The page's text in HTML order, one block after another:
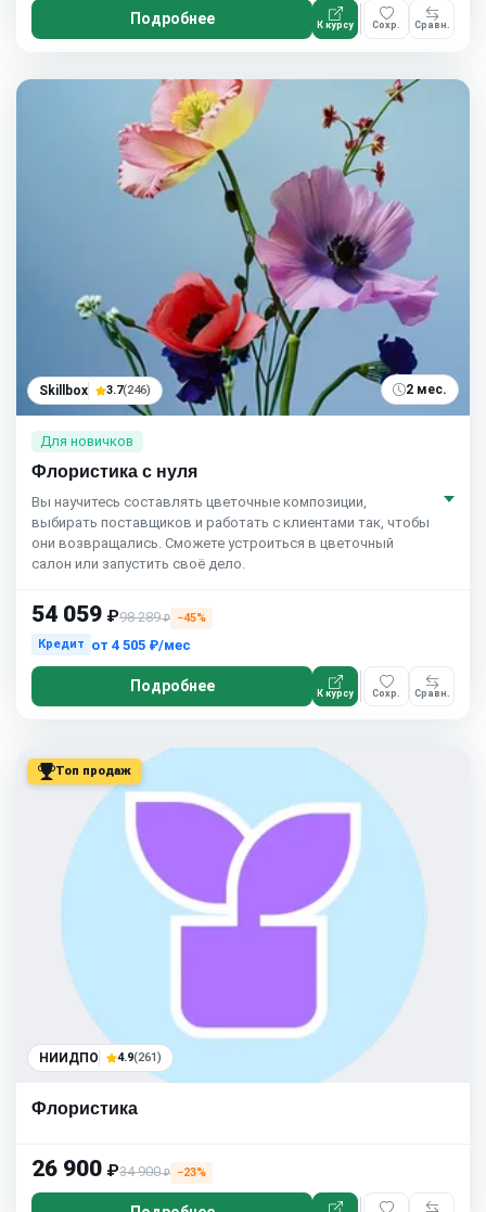
Подробнее К курсу Сохр. Сравн.
Skillbox 3.7(246) 2 мес.
Для новичков
Флористика с нуля
Вы научитесь составлять цветочные композиции,
выбирать поставщиков и работать с клиентами так, чтобы
они возвращались. Сможете устроиться в цветочный
салон или запустить своё дело.
54 059 ₽98 289₽
−45%
Кредит
от 4 505 ₽/мес
Подробнее К курсу Сохр. Сравн.
Топ продаж
НИИДПО 4.9(261)
Флористика
26 900 ₽34 900₽ −23%